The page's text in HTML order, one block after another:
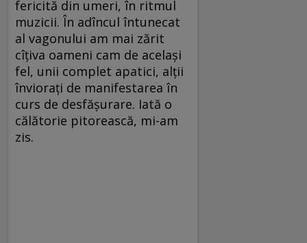
fericită din umeri, în ritmul
muzicii. În adîncul întunecat
al vagonului am mai zărit
cîțiva oameni cam de același
fel, unii complet apatici, alții
înviorați de manifestarea în
curs de desfășurare. Iată o
călătorie pitorească, mi-am
zis.